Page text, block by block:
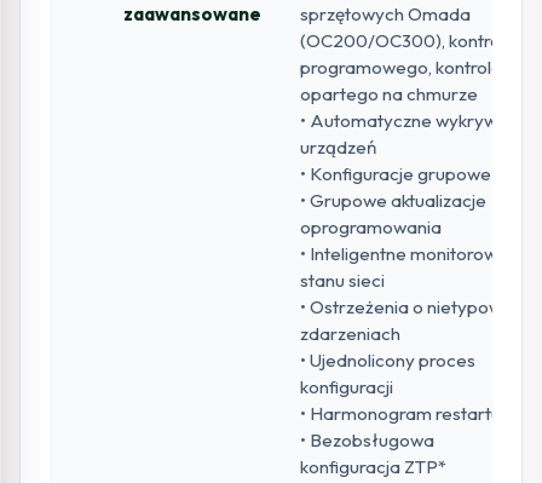
zaawansowane
sprzętowych Omada
(OC200/OC300), kontrolera
programowego, kontrolera
opartego na chmurze
• Automatyczne wykrywanie
urządzeń
• Konfiguracje grupowe
• Grupowe aktualizacje
oprogramowania
• Inteligentne monitorowanie
stanu sieci
• Ostrzeżenia o nietypowych
zdarzeniach
• Ujednolicony proces
konfiguracji
• Harmonogram restartu
• Bezobsługowa
konfiguracja ZTP*